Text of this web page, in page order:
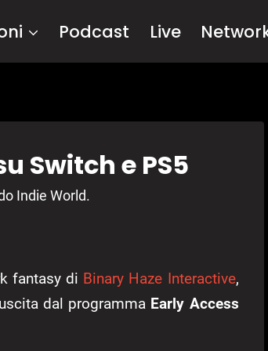
Podcast Live
Switch e PS5
Indie World.
fantasy di Binary Haze Interactive,
dal programma Early Access